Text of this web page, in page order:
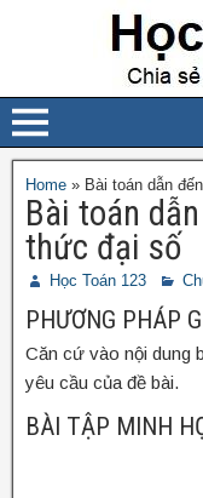
Home » Bài toán dẫn
Bài toán
thức đại số
Học Toán 123
PHƯƠNG PHÁP
Căn cứ vào nội dung
yêu cầu của đề bài.
BÀI TẬP MINH